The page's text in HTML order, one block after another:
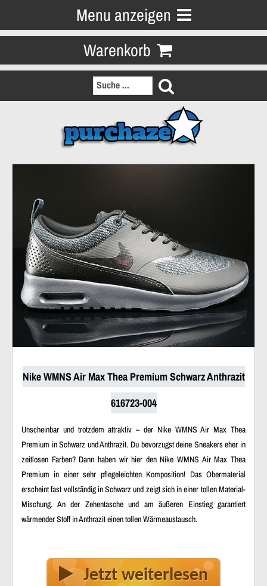
Menu anzeigen
Warenkorb
Nike WMNS Air Max Thea Premium Schwarz Anthrazit
616723-004
Unscheinbar und trotzdem attraktiv – der Nike WMNS Air Max Thea
Premium in Schwarz und Anthrazit. Du bevorzugst deine Sneakers eher in
zeitlosen Farben? Dann haben wir hier den Nike WMNS Air Max Thea
Premium in einer sehr pflegeleichten Komposition! Das Obermaterial
erscheint fast vollständig in Schwarz und zeigt sich in einer tollen Material-
Mischung. An der Zehentasche und am äußeren Einstieg garantiert
wärmender Stoff in Anthrazit einen tollen Wärmeaustausch.
Jetzt weiterlesen